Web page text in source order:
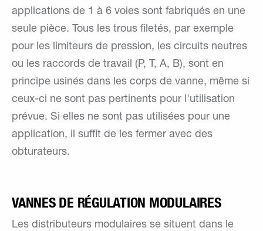
applications de 1 à 6 voies sont fabriqués en une
seule pièce. Tous les trous filetés, par exemple
pour les limiteurs de pression, les circuits neutres
ou les raccords de travail (P, T, A, B), sont en
principe usinés dans les corps de vanne, même si
ceux-ci ne sont pas pertinents pour l'utilisation
prévue. Si elles ne sont pas utilisées pour une
application, il suffit de les fermer avec des
obturateurs.
VANNES DE RÉGULATION MODULAIRES
Les distributeurs modulaires se situent dans le